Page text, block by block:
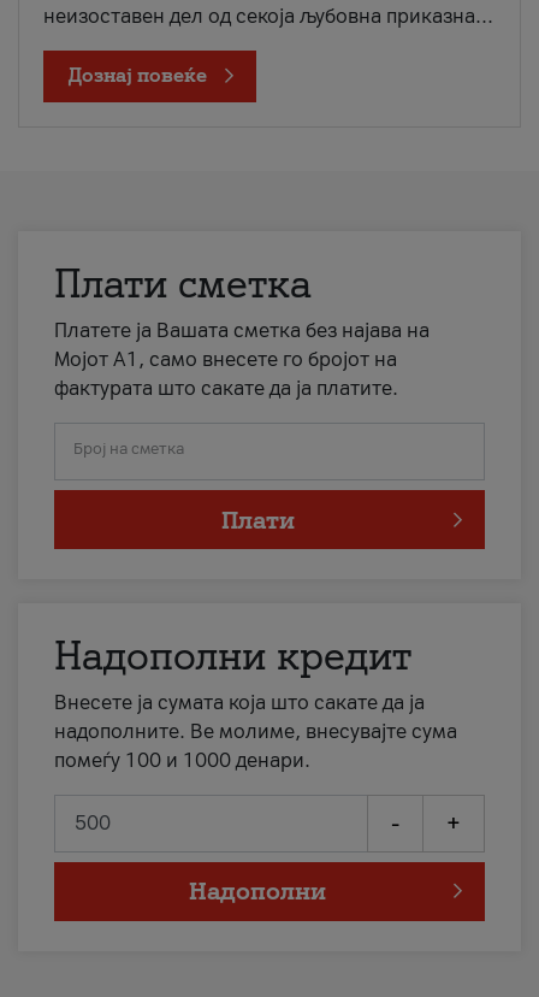
неизоставен дел од секоја љубовна приказна...
Дознај повеќе
Плати сметка
Платете ја Вашата сметка без најава на
Мојот А1, само внесете го бројот на
фактурата што сакате да ја платите.
Број на сметка
Плати
Надополни кредит
Внесете ја сумата која што сакате да ја
надополните. Ве молиме, внесувајте сума
помеѓу 100 и 1000 денари.
- +
Надополни